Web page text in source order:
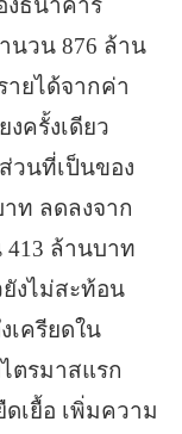
นวน 876 ล้าน
ายได้จากค่า
ยงครั้งเดียว
วนที่เป็นของ
ท ลดลงจาก
ล้านบาท
งไม่สะท้อน
งเครียดใน
ตรมาสแรก
ดเยื้อ เพิ่มความ